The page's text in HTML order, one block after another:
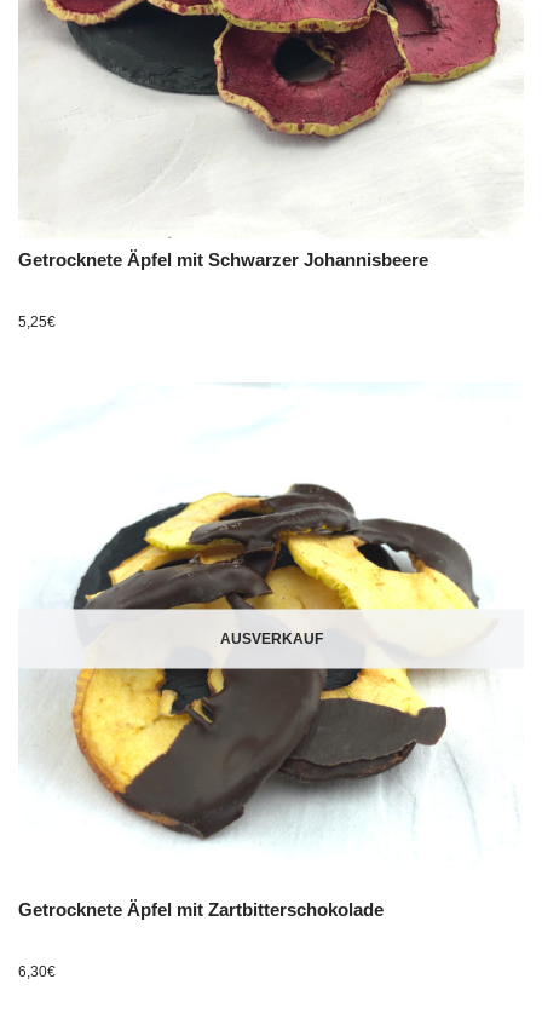
Getrocknete Äpfel mit Schwarzer Johannisbeere
5,25€
AUSVERKAUF
Getrocknete Äpfel mit Zartbitterschokolade
6,30€